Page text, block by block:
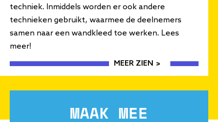
techniek. Inmiddels worden er ook andere
technieken gebruikt, waarmee de deelnemers
samen naar een wandkleed toe werken. Lees
meer!
MEER ZIEN
MAAK MEE